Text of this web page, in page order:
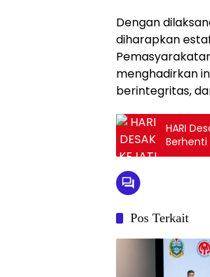
Dengan
diharapkan
menghadirkan
berintegritas,
HARI
Berhenti
Pos Terkait